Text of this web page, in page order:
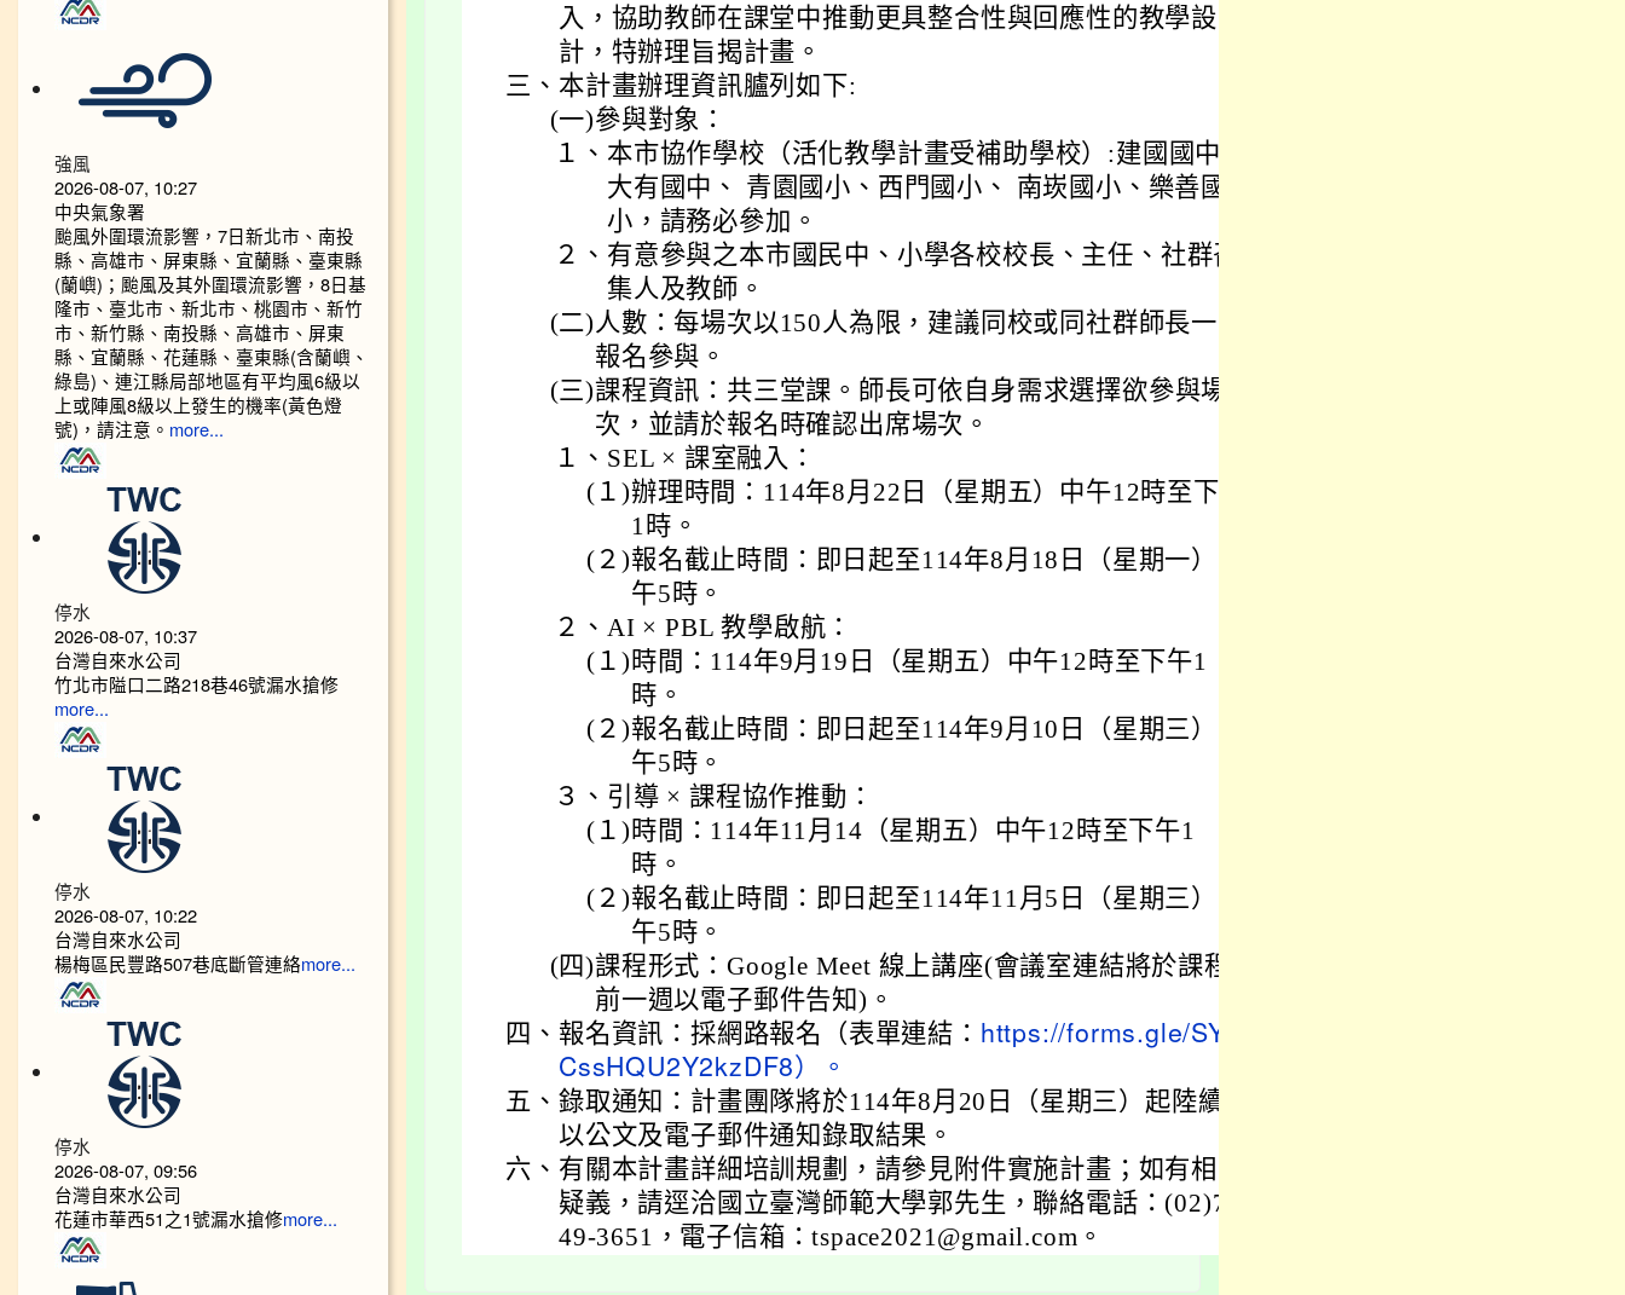
入，協助教師在課堂中推動更具整合性與回應性的教學設
計，特辦理旨揭計畫。
三、 本計畫辦理資訊臚列如下:
(一)參與對象：
１、 本市協作學校（活化教學計畫受補助學校）:建國國中、
大有國中、 青園國小、西門國小、 南崁國小、樂善國
小，請務必參加。
２、 有意參與之本市國民中、小學各校校長、主任、社群召
集人及教師。
(二)人數：每場次以150人為限，建議同校或同社群師長一同
報名參與。
(三)課程資訊：共三堂課。師長可依自身需求選擇欲參與場
次，並請於報名時確認出席場次。
１、 SEL × 課室融入：
(１)辦理時間：114年8月22日（星期五）中午12時至下午
1時。
(２)報名截止時間：即日起至114年8月18日（星期一）下
午5時。
２、 AI × PBL 教學啟航：
(１) 時間：114年9月19日（星期五）中午12時至下午1
時。
(２)報名截止時間：即日起至114年9月10日（星期三）下
午5時。
３、 引導 × 課程協作推動：
(１) 時間：114年11月14（星期五）中午12時至下午1
時。
(２)報名截止時間：即日起至114年11月5日（星期三）下
午5時。
(四)課程形式：Google Meet 線上講座(會議室連結將於課程
前一週以電子郵件告知)。
四、 報名資訊：採網路報名（表單連結： https://forms.gle/SYb
CssHQU2Y2kzDF8）。
五、 錄取通知：計畫團隊將於114年8月20日（星期三）起陸續
以公文及電子郵件通知錄取結果。
六、 有關本計畫詳細培訓規劃，請參見附件實施計畫；如有相關
疑義，請逕洽國立臺灣師範大學郭先生，聯絡電話：(02)77
49-3651，電子信箱：tspace2021@gmail.com。
強風
2026-08-07, 10:27
中央氣象署
颱風外圍環流影響，7日新北市、南投
縣、高雄市、屏東縣、宜蘭縣、臺東縣
(蘭嶼)；颱風及其外圍環流影響，8日基
隆市、臺北市、新北市、桃園市、新竹
市、新竹縣、南投縣、高雄市、屏東
縣、宜蘭縣、花蓮縣、臺東縣(含蘭嶼、
綠島)、連江縣局部地區有平均風6級以
上或陣風8級以上發生的機率(黃色燈
號)，請注意。 more...
停水
2026-08-07, 10:37
台灣自來水公司
竹北市隘口二路218巷46號漏水搶修
more...
停水
2026-08-07, 10:22
台灣自來水公司
楊梅區民豐路507巷底斷管連絡more...
停水
2026-08-07, 09:56
台灣自來水公司
花蓮市華西51之1號漏水搶修more...